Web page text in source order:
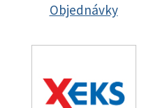
Objednávky